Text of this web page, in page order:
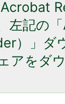
左記の
）」ダ
アをダ